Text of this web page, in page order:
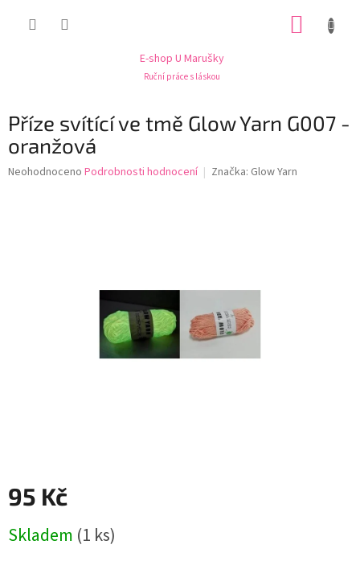
E-shop U Marušky
Ruční práce s láskou
Příze svítící ve tmě Glow Yarn G007 -
oranžová
Průměrné
Neohodnoceno Podrobnosti hodnocení Značka: Glow Yarn
95 Kč
cena:
Skladem (1 ks)